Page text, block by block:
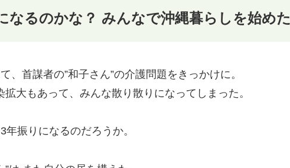
なるのかな？ みんなで沖縄暮らしを始めた
、首謀者の”和子さん”の介護問題をきっかけに。
大もあって、みんな散り散りになってしまった。
振りになるのだろうか。